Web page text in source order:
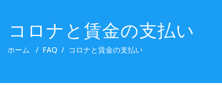
コロナと賃金の支払い
ホーム / FAQ / コロナと賃金の支払い